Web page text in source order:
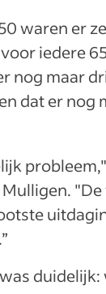
waren er
iedere
nog maar
dat er nog
probleem,"
duidelijk: